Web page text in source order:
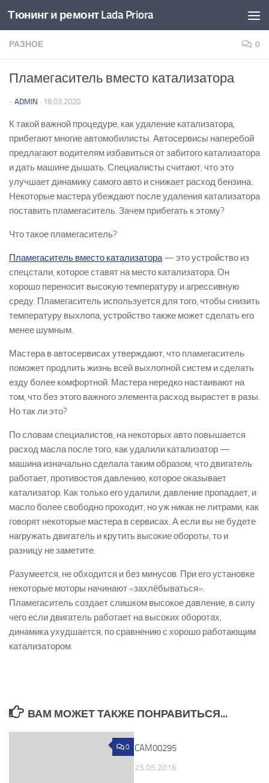
Перейти к содержимому
Тюнинг и ремонт Lada Priora
РАЗНОЕ 0
Пламегаситель вместо катализатора
- ADMIN · 18.03.2020
К такой важной процедуре, как удаление катализатора,
прибегают многие автомобилисты. Автосервисы наперебой
предлагают водителям избавиться от забитого катализатора
и дать машине дышать. Специалисты считают, что это
улучшает динамику самого авто и снижает расход бензина.
Некоторые мастера убеждают после удаления катализатора
поставить пламегаситель. Зачем прибегать к этому?
Что такое пламегаситель?
Пламегаситель вместо катализатора— это устройство из
спецстали, которое ставят на место катализатора. Он
хорошо переносит высокую температуру и агрессивную
среду. Пламегаситель используется для того, чтобы снизить
температуру выхлопа, устройство также может сделать его
менее шумным.
Мастера в автосервисах утверждают, что пламегаситель
поможет продлить жизнь всей выхлопной систем и сделать
езду более комфортной. Мастера нередко настаивают на
том, что без этого важного элемента расход вырастет в разы.
Но так ли это?
По словам специалистов, на некоторых авто повышается
расход масла после того, как удалили катализатор —
машина изначально сделала таким образом, что двигатель
работает, противостоя давлению, которое оказывает
катализатор. Как только его удалили, давление пропадает, и
масло более свободно проходит, но уж никак не литрами, как
говорят некоторые мастера в сервисах. А если вы не будете
нагружать двигатель и крутить высокие обороты, то и
разницу не заметите.
Разумеется, не обходится и без минусов. При его установке
некоторые моторы начинают «захлёбываться».
Пламегаситель создает слишком высокое давление, в силу
чего если двигатель работает на высоких оборотах,
динамика ухудшается, по сравнению с хорошо работающим
катализатором.
ВАМ МОЖЕТ ТАКЖЕ ПОНРАВИТЬСЯ...
0 CAM00295
25.05.2016